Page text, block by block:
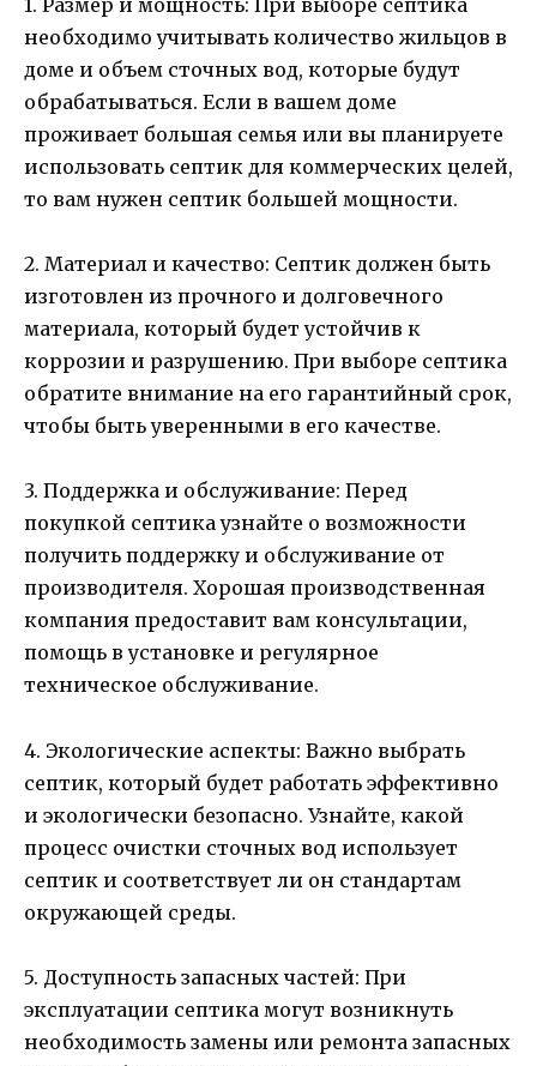
необходимо учитывать количество жильцов в
доме и объем сточных вод, которые будут
обрабатываться. Если в вашем доме
проживает большая семья или вы планируете
использовать септик для коммерческих целей,
то вам нужен септик большей мощности.
2. Материал и качество: Септик должен быть
изготовлен из прочного и долговечного
материала, который будет устойчив к
коррозии и разрушению. При выборе септика
обратите внимание на его гарантийный срок,
чтобы быть уверенными в его качестве.
3. Поддержка и обслуживание: Перед
покупкой септика узнайте о возможности
получить поддержку и обслуживание от
производителя. Хорошая производственная
компания предоставит вам консультации,
помощь в установке и регулярное
техническое обслуживание.
4. Экологические аспекты: Важно выбрать
септик, который будет работать эффективно
и экологически безопасно. Узнайте, какой
процесс очистки сточных вод использует
септик и соответствует ли он стандартам
окружающей среды.
5. Доступность запасных частей: При
эксплуатации септика могут возникнуть
необходимость замены или ремонта запасных